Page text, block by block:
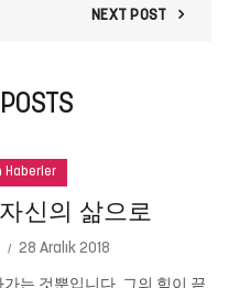
NEXT POST
Haberler
신의 삶으로
28 Aralık 2018